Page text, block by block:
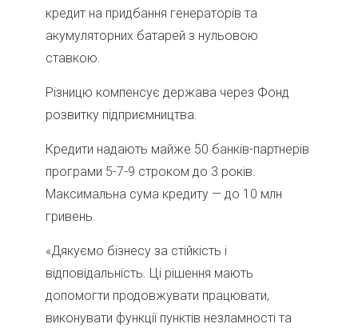
кредит на придбання генераторів та
акумуляторних батарей з нульовою
ставкою.
Різницю компенсує держава через Фонд
розвитку підприємництва.
Кредити надають майже 50 банків-партнерів
програми 5-7-9 строком до 3 років.
Максимальна сума кредиту — до 10 млн
гривень.
«Дякуємо бізнесу за стійкість і
відповідальність. Ці рішення мають
допомогти продовжувати працювати,
виконувати функції пунктів незламності та